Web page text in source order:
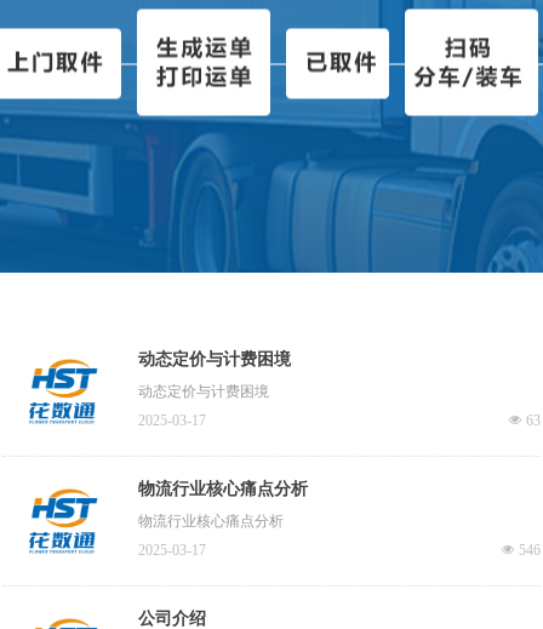
动态定价与计费困境
动态定价与计费困境
넶 63
2025-03-17
物流行业核心痛点分析
物流行业核心痛点分析
넶 546
2025-03-17
公司介绍